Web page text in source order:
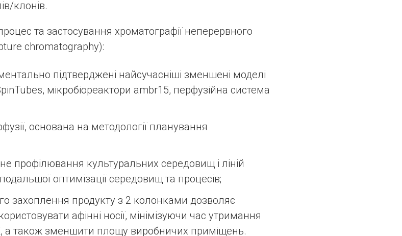
клонів.
та застосування хроматографії неперервного
chromatography):
підтверджені найсучасніші зменшені моделі
мікробіореактори ambr15, перфузійна система
основана на методології планування
профілювання культуральних середовищ і ліній
оптимізації середовищ та процесів;
захоплення продукту з 2 колонками дозволяє
афінні носії, мінімізуючи час утримання
а також зменшити площу виробничих приміщень.